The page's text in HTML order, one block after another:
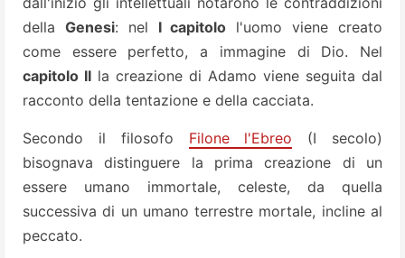
della Genesi: nel I capitolo l'uomo viene creato
come essere perfetto, a immagine di Dio. Nel
capitolo II la creazione di Adamo viene seguita dal
racconto della tentazione e della cacciata.
Secondo il filosofo Filone l'Ebreo (I secolo)
bisognava distinguere la prima creazione di un
essere umano immortale, celeste, da quella
successiva di un umano terrestre mortale, incline al
peccato.